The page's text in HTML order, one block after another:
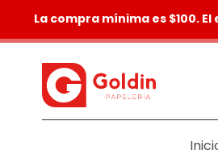
La compra mínima es $100.